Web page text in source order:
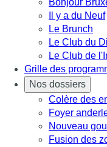
Il y a du Neuf
Le Brunch
Le Club du
Le Club de
Grille des
Nos dossiers
Colère des
Foyer
Nouveau
Fusion des